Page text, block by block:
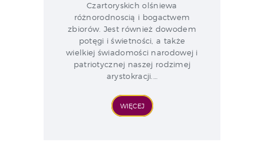
Czartoryskich olśniewa
różnorodnoscią i bogactwem
zbiorów. Jest również dowodem
potęgi i świetności, a także
wielkiej świadomości narodowej i
patriotycznej naszej rodzimej
arystokracji.…
WIĘCEJ